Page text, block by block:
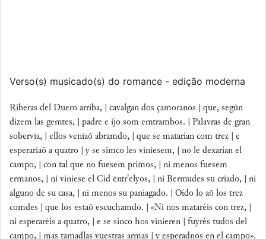
Verso(s) musicado(s) do romance - edição moderna
Riberas del Duero arriba, | cavalgan dos çamoranos | que, según
dizem las gemtes, | padre e ijo som emtrambos. | Palavras de gran
sobervia, | ellos veniaõ abramdo, | que se matarían com trez | e
esperariaõ a quatro | y se simco les viniesem, | no le dexarían el
campo, | con tal que no fuesem primos, | ni menos fuesem
ermanos, | ni viniese el Cid entr'elyos, | ni Bermudes su criado, | ni
alguno de su casa, | ni menos su paniagado. | Oído lo aõ los trez
comdes | que los estaõ escuchamdo. | «Ni nos mataréis con trez, |
ni esperaréis a quatro, | e se sinco hos vinieren | fuyrés tudos del
campo, | mas tamadlas vuestras armas | y esperadnos en el campo».